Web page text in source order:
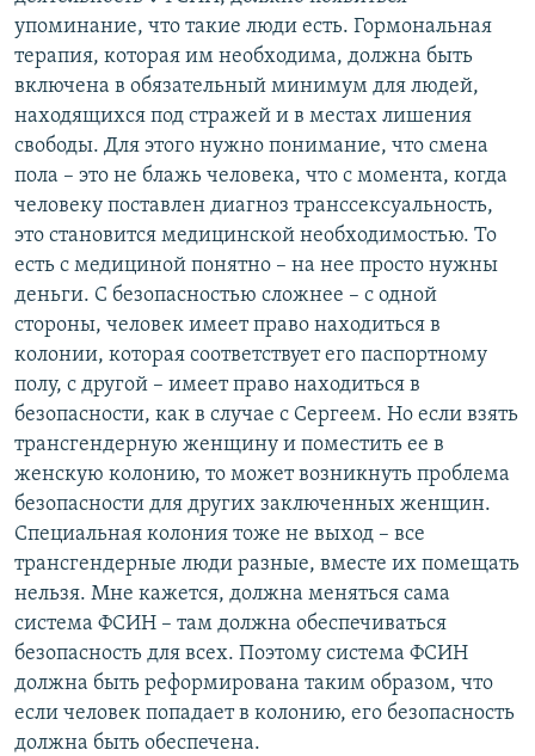
упоминание, что такие люди есть. Гормональная
терапия, которая им необходима, должна быть
включена в обязательный минимум для людей,
находящихся под стражей и в местах лишения
свободы. Для этого нужно понимание, что смена
пола – это не блажь человека, что с момента, когда
человеку поставлен диагноз транссексуальность,
это становится медицинской необходимостью. То
есть с медициной понятно – на нее просто нужны
деньги. С безопасностью сложнее – с одной
стороны, человек имеет право находиться в
колонии, которая соответствует его паспортному
полу, с другой – имеет право находиться в
безопасности, как в случае с Сергеем. Но если взять
трансгендерную женщину и поместить ее в
женскую колонию, то может возникнуть проблема
безопасности для других заключенных женщин.
Специальная колония тоже не выход – все
трансгендерные люди разные, вместе их помещать
нельзя. Мне кажется, должна меняться сама
система ФСИН – там должна обеспечиваться
безопасность для всех. Поэтому система ФСИН
должна быть реформирована таким образом, что
если человек попадает в колонию, его безопасность
должна быть обеспечена.